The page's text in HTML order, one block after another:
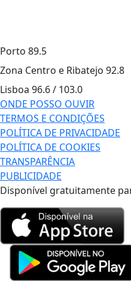
Porto 89.5
Zona Centro e Ribatejo 92.8
Lisboa 96.6 / 103.0
ONDE POSSO OUVIR
TERMOS E CONDIÇÕES
POLÍTICA DE PRIVACIDADE
POLÍTICA DE COOKIES
TRANSPARÊNCIA
PUBLICIDADE
Disponível gratuitamente